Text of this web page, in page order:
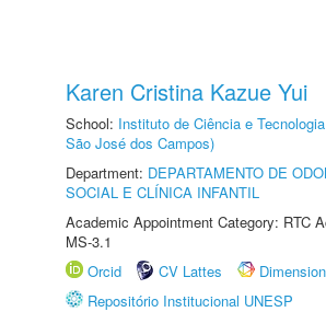
Karen Cristina Kazue Yui
School: Instituto de Ciência e
São José dos Campos)
Department: DEPARTAMENTO DE
SOCIAL E CLÍNICA INFANTIL
Academic Appointment Category: RTC
MS-3.1
Orcid
CV Lattes
Repositório Institucional UNESP